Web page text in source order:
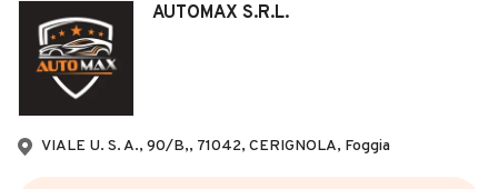
AUTOMAX S.R.L.
VIALE U. S. A., 90/B,, 71042, CERIGNOLA, Foggia